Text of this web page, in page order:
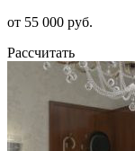
от 55 000 руб.
Рассчитать